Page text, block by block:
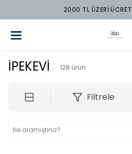
2000 TL ÜZERİ
İPEKEVİ 128 ürün
Filtrele